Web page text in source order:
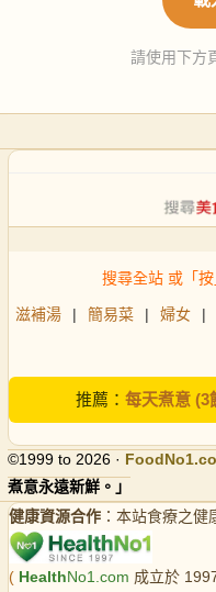
請使用下方
搜尋全站 或「
滋補湯 | 簡易菜 | 婦女 |
推薦： 每天煮意 (3
©1999 to 2026 · FoodNo1
煮意永遠新鮮。」
健康資源合作 ：本站食療之
( HealthNo1.com 成立於